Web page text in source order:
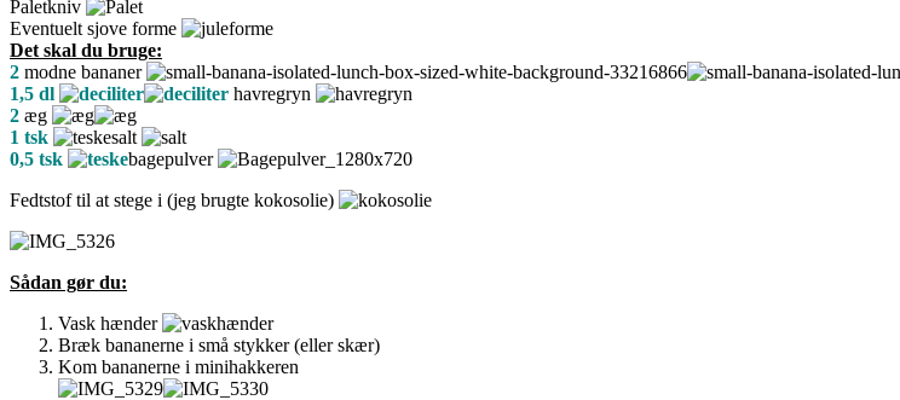
Paletkniv
Eventuelt sjove forme
Det skal du bruge:
2 modne bananer
1,5 dl
havregryn
2 æg
1 tsk
salt
0,5 tsk
bagepulver
Fedtstof til at stege i (jeg brugte kokosolie)
Sådan gør du:
Vask hænder
Bræk bananerne i små stykker (eller skær)
Kom bananerne i minihakkeren